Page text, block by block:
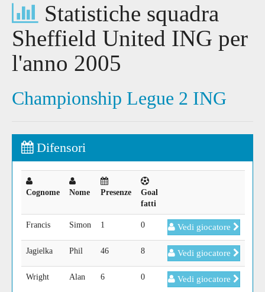
Statistiche squadra
Sheffield United ING per
l'anno 2005
Championship Legue 2 ING
Difensori
Cognome Nome Presenze
Goal
fatti
Francis Simon 1 0 Vedi giocatore
Jagielka Phil 46 8 Vedi giocatore
Wright Alan 6 0 Vedi giocatore